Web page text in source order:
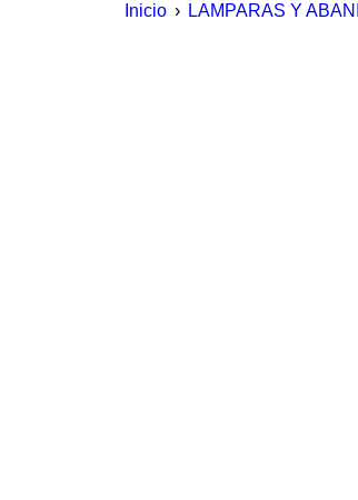
Inicio › LAMPARAS Y